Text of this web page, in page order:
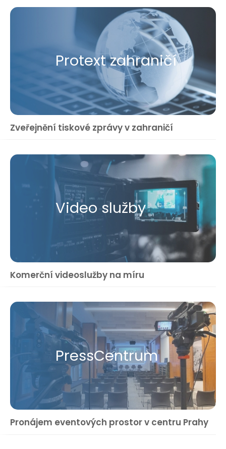
Protext zahraničí
Zveřejnění tiskové zprávy v zahraničí
Video služby
Komerční videoslužby na míru
Press​Centrum
Pronájem eventových prostor v centru Prahy